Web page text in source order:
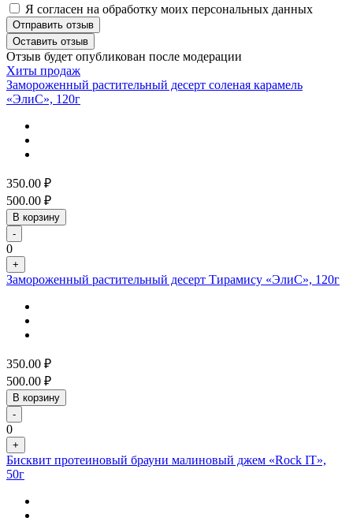
Я согласен на обработку моих персональных данных
Отправить отзыв
Оставить отзыв
Отзыв будет опубликован после модерации
Хиты продаж
Замороженный растительный десерт соленая карамель
«ЭлиС», 120г
350.00 ₽
500.00 ₽
В корзину
-
0
+
Замороженный растительный десерт Тирамису «ЭлиС», 120г
350.00 ₽
500.00 ₽
В корзину
-
0
+
Бисквит протеиновый брауни малиновый джем «Rock IT»,
50г